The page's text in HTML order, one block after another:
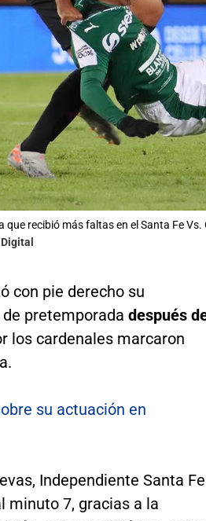
recibió más faltas en el Santa Fe Vs.
con pie derecho su
pretemporada después
los cardenales marcaron
su actuación en
Independiente Santa Fe
minuto 7, gracias a la